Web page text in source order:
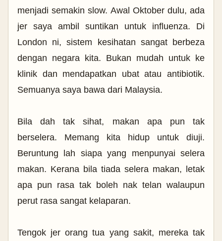
menjadi semakin slow. Awal Oktober dulu, ada
jer saya ambil suntikan untuk influenza. Di
London ni, sistem kesihatan sangat berbeza
dengan negara kita. Bukan mudah untuk ke
klinik dan mendapatkan ubat atau antibiotik.
Semuanya saya bawa dari Malaysia.
Bila dah tak sihat, makan apa pun tak
berselera. Memang kita hidup untuk diuji.
Beruntung lah siapa yang menpunyai selera
makan. Kerana bila tiada selera makan, letak
apa pun rasa tak boleh nak telan walaupun
perut rasa sangat kelaparan.
Tengok jer orang tua yang sakit, mereka tak